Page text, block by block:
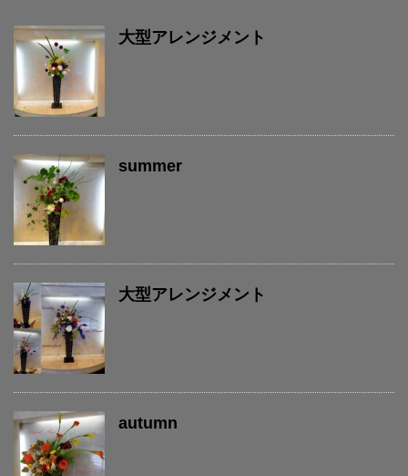
大型アレンジメント
summer
大型アレンジメント
autumn